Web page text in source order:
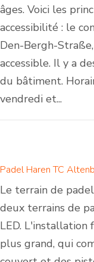
âges. Voici les
accessibilité : le
Den-Bergh-
accessible. Il y a
du bâtiment.
vendredi et...
Padel Haren TC
Le terrain de
deux terrains de
LED.
plus grand, qui